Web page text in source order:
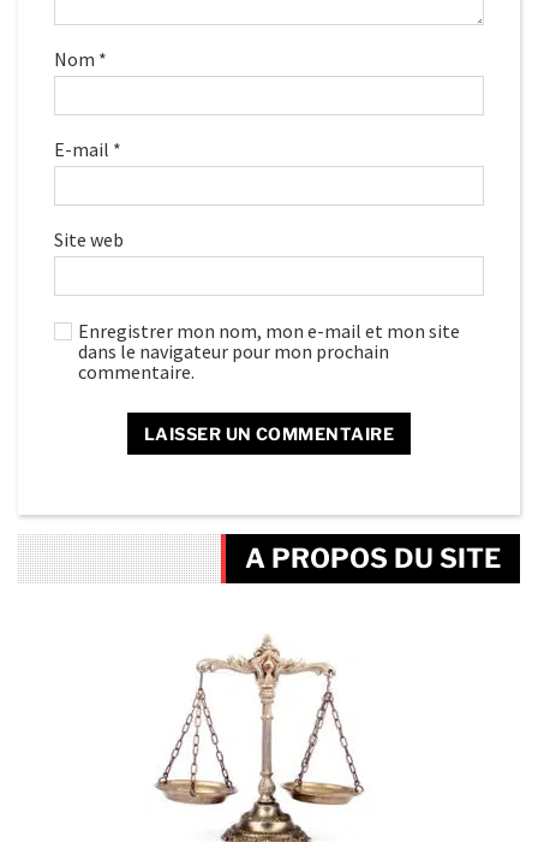
Nom *
E-mail *
Site web
Enregistrer mon nom, mon e-mail et mon site
dans le navigateur pour mon prochain
commentaire.
A PROPOS DU SITE